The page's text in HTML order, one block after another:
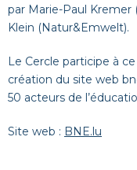
par Marie-Paul Kremer
Klein (Natur&Emwelt).
Le Cercle participe à
création du site web
50 acteurs de
Site web : BNE.lu